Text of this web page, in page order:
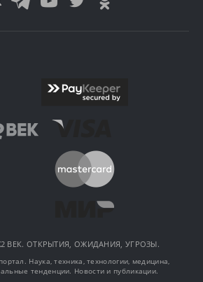
ВЕК. ОТКРЫТИЯ, ОЖИДАНИЯ, УГРОЗЫ.
Наука, техника, технологии, медицина,
тенденции. Новости и публикации.